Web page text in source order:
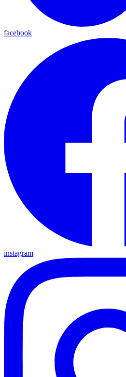
facebook
instagram